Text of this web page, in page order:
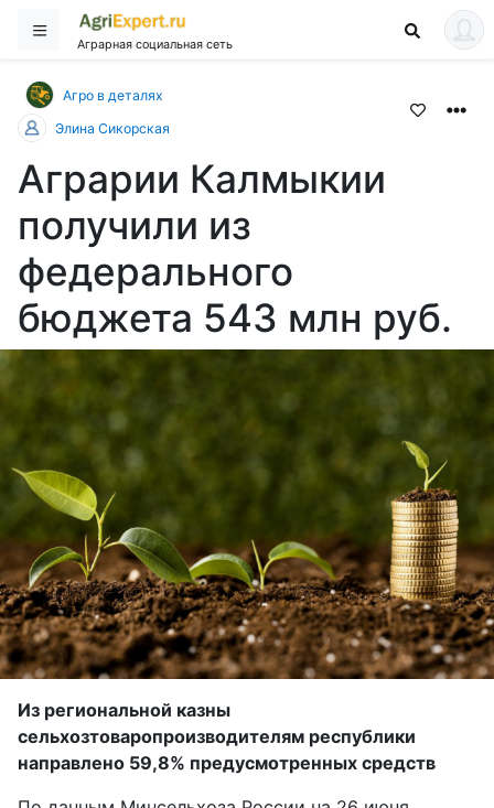
Аграрная социальная сеть
Агро в деталях
Элина Сикорская
Аграрии Калмыкии
получили из
федерального
бюджета 543 млн руб.
Из региональной казны
сельхозтоваропроизводителям республики
направлено 59,8% предусмотренных средств